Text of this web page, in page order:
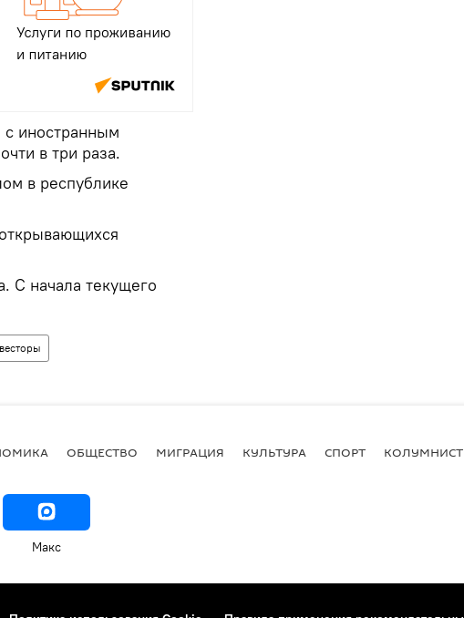
с иностранным
в три раза.
в республике
С начала текущего
ОБЩЕСТВО МИГРАЦИЯ КУЛЬТУРА СПОРТ
Макс